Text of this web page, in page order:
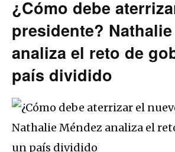
¿Cómo debe
presidente?
analiza el reto de
país dividido